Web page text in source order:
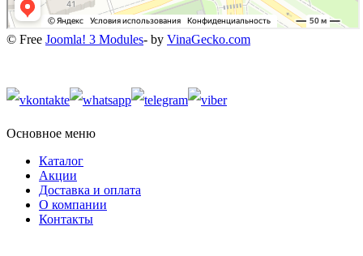
© Free Joomla! 3 Modules- by VinaGecko.com
Основное меню
Каталог
Акции
Доставка и оплата
О компании
Контакты